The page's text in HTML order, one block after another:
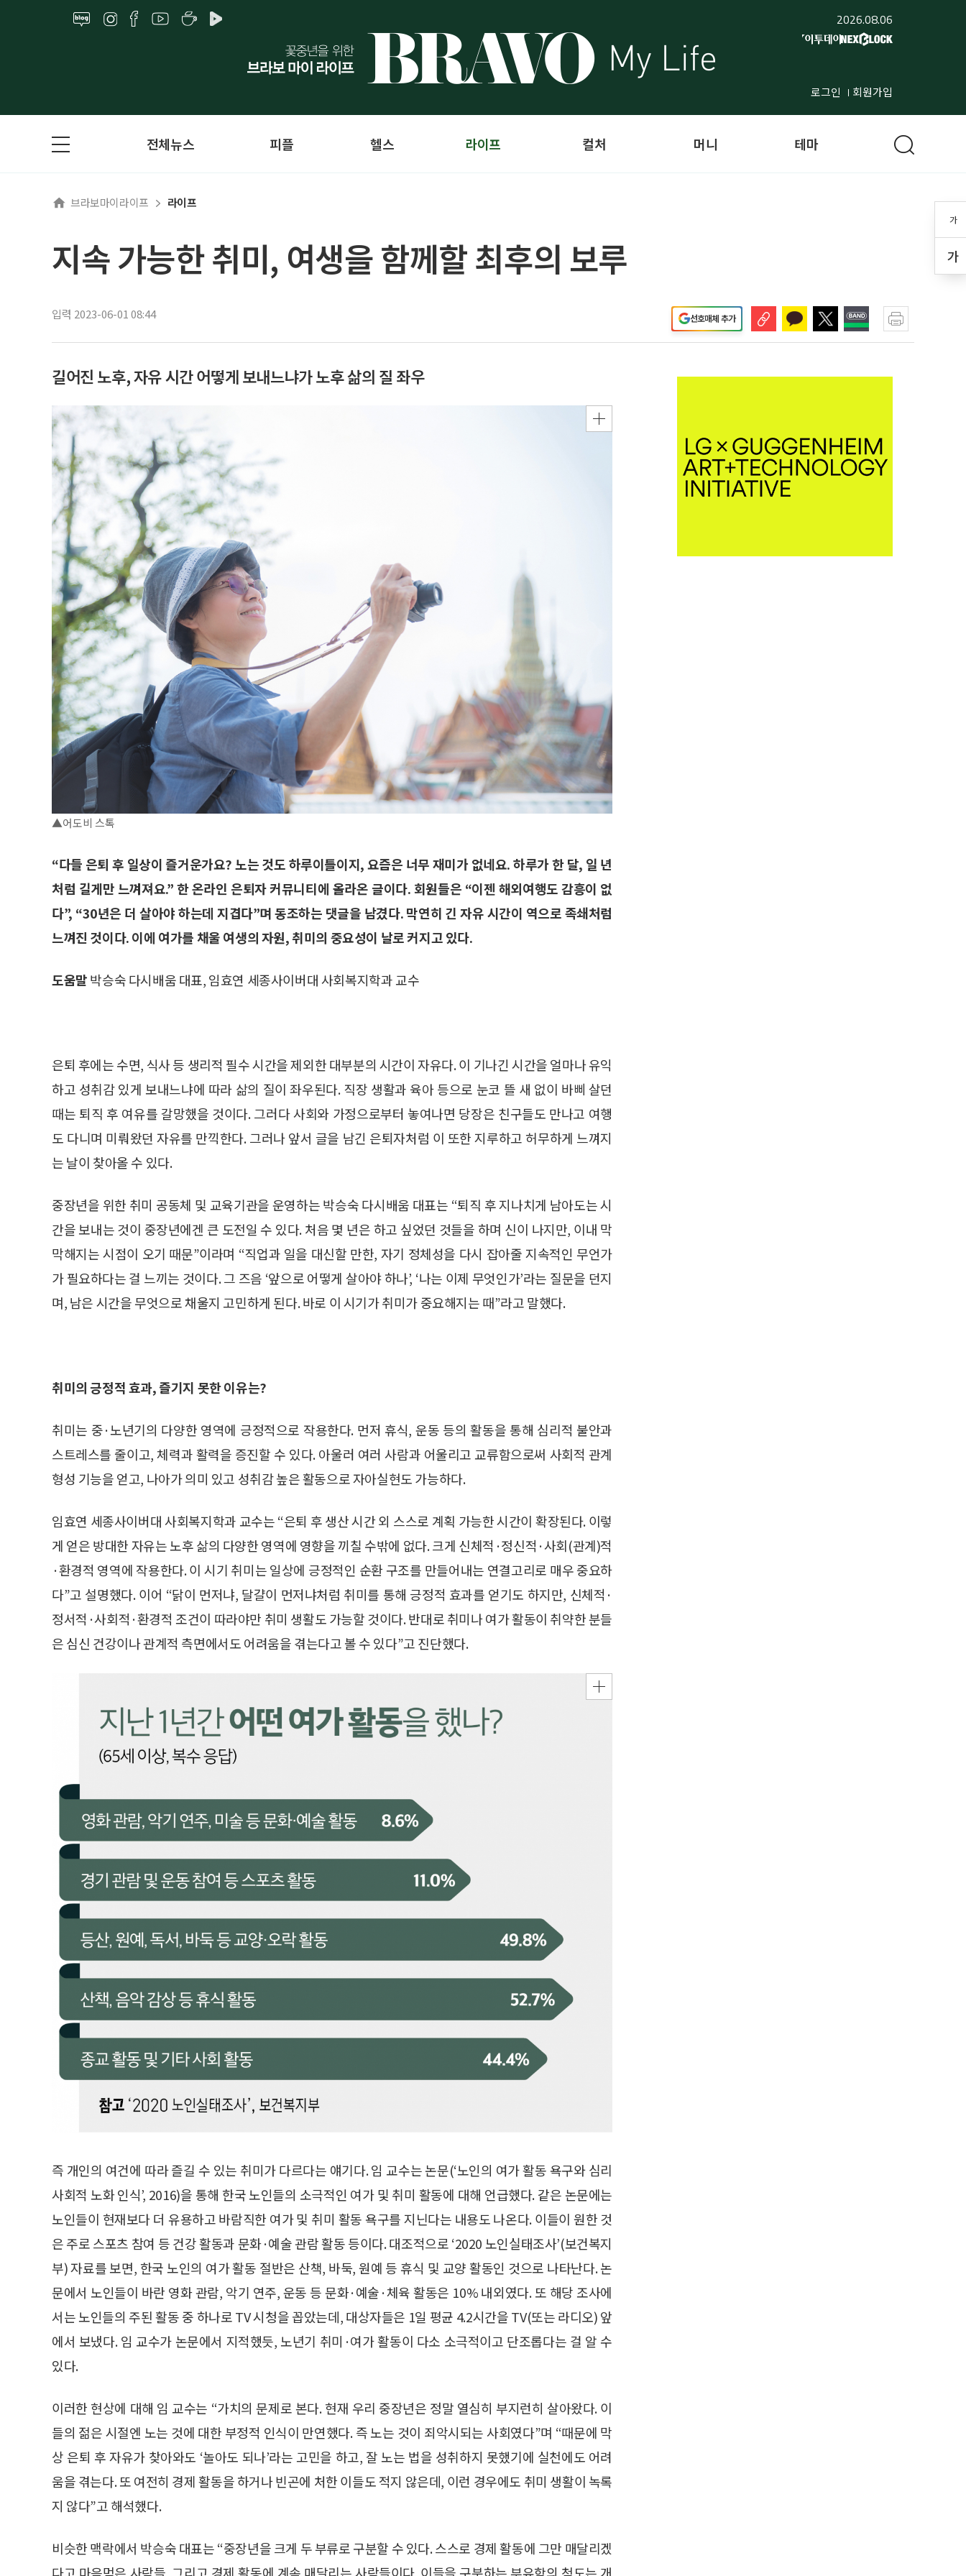
2026.08.06
로그인 회원가입
가
가
전체뉴스 피플 헬스 라이프 컬처 머니 테마
브라보마이라이프 라이프
지속 가능한 취미, 여생을 함께할 최후의 보루
입력 2023-06-01 08:44 선호매체 추가
길어진 노후, 자유 시간 어떻게 보내느냐가 노후 삶의 질 좌우
▲어도비 스톡
“다들 은퇴 후 일상이 즐거운가요? 노는 것도 하루이틀이지, 요즘은 너무 재미가 없네요. 하루가 한 달, 일 년
처럼 길게만 느껴져요.” 한 온라인 은퇴자 커뮤니티에 올라온 글이다. 회원들은 “이젠 해외여행도 감흥이 없
다”, “30년은 더 살아야 하는데 지겹다”며 동조하는 댓글을 남겼다. 막연히 긴 자유 시간이 역으로 족쇄처럼
느껴진 것이다. 이에 여가를 채울 여생의 자원, 취미의 중요성이 날로 커지고 있다.
도움말박승숙 다시배움 대표, 임효연 세종사이버대 사회복지학과 교수
은퇴 후에는 수면, 식사 등 생리적 필수 시간을 제외한 대부분의 시간이 자유다. 이 기나긴 시간을 얼마나 유익
하고 성취감 있게 보내느냐에 따라 삶의 질이 좌우된다. 직장 생활과 육아 등으로 눈코 뜰 새 없이 바삐 살던
때는 퇴직 후 여유를 갈망했을 것이다. 그러다 사회와 가정으로부터 놓여나면 당장은 친구들도 만나고 여행
도 다니며 미뤄왔던 자유를 만끽한다. 그러나 앞서 글을 남긴 은퇴자처럼 이 또한 지루하고 허무하게 느껴지
는 날이 찾아올 수 있다.
중장년을 위한 취미 공동체 및 교육기관을 운영하는 박승숙 다시배움 대표는 “퇴직 후 지나치게 남아도는 시
간을 보내는 것이 중장년에겐 큰 도전일 수 있다. 처음 몇 년은 하고 싶었던 것들을 하며 신이 나지만, 이내 막
막해지는 시점이 오기 때문”이라며 “직업과 일을 대신할 만한, 자기 정체성을 다시 잡아줄 지속적인 무언가
가 필요하다는 걸 느끼는 것이다. 그 즈음 ‘앞으로 어떻게 살아야 하나’, ‘나는 이제 무엇인가’라는 질문을 던지
며, 남은 시간을 무엇으로 채울지 고민하게 된다. 바로 이 시기가 취미가 중요해지는 때”라고 말했다.
취미의 긍정적 효과, 즐기지 못한 이유는?
취미는 중·노년기의 다양한 영역에 긍정적으로 작용한다. 먼저 휴식, 운동 등의 활동을 통해 심리적 불안과
스트레스를 줄이고, 체력과 활력을 증진할 수 있다. 아울러 여러 사람과 어울리고 교류함으로써 사회적 관계
형성 기능을 얻고, 나아가 의미 있고 성취감 높은 활동으로 자아실현도 가능하다.
임효연 세종사이버대 사회복지학과 교수는 “은퇴 후 생산 시간 외 스스로 계획 가능한 시간이 확장된다. 이렇
게 얻은 방대한 자유는 노후 삶의 다양한 영역에 영향을 끼칠 수밖에 없다. 크게 신체적·정신적·사회(관계)적
·환경적 영역에 작용한다. 이 시기 취미는 일상에 긍정적인 순환 구조를 만들어내는 연결고리로 매우 중요하
다”고 설명했다. 이어 “닭이 먼저냐, 달걀이 먼저냐처럼 취미를 통해 긍정적 효과를 얻기도 하지만, 신체적·
정서적·사회적·환경적 조건이 따라야만 취미 생활도 가능할 것이다. 반대로 취미나 여가 활동이 취약한 분들
은 심신 건강이나 관계적 측면에서도 어려움을 겪는다고 볼 수 있다”고 진단했다.
즉 개인의 여건에 따라 즐길 수 있는 취미가 다르다는 얘기다. 임 교수는 논문(‘노인의 여가 활동 욕구와 심리
사회적 노화 인식’, 2016)을 통해 한국 노인들의 소극적인 여가 및 취미 활동에 대해 언급했다. 같은 논문에는
노인들이 현재보다 더 유용하고 바람직한 여가 및 취미 활동 욕구를 지닌다는 내용도 나온다. 이들이 원한 것
은 주로 스포츠 참여 등 건강 활동과 문화·예술 관람 활동 등이다. 대조적으로 ‘2020 노인실태조사’(보건복지
부) 자료를 보면, 한국 노인의 여가 활동 절반은 산책, 바둑, 원예 등 휴식 및 교양 활동인 것으로 나타난다. 논
문에서 노인들이 바란 영화 관람, 악기 연주, 운동 등 문화·예술·체육 활동은 10% 내외였다. 또 해당 조사에
서는 노인들의 주된 활동 중 하나로 TV 시청을 꼽았는데, 대상자들은 1일 평균 4.2시간을 TV(또는 라디오) 앞
에서 보냈다. 임 교수가 논문에서 지적했듯, 노년기 취미·여가 활동이 다소 소극적이고 단조롭다는 걸 알 수
있다.
이러한 현상에 대해 임 교수는 “가치의 문제로 본다. 현재 우리 중장년은 정말 열심히 부지런히 살아왔다. 이
들의 젊은 시절엔 노는 것에 대한 부정적 인식이 만연했다. 즉 노는 것이 죄악시되는 사회였다”며 “때문에 막
상 은퇴 후 자유가 찾아와도 ‘놀아도 되나’라는 고민을 하고, 잘 노는 법을 성취하지 못했기에 실천에도 어려
움을 겪는다. 또 여전히 경제 활동을 하거나 빈곤에 처한 이들도 적지 않은데, 이런 경우에도 취미 생활이 녹록
지 않다”고 해석했다.
비슷한 맥락에서 박승숙 대표는 “중장년을 크게 두 부류로 구분할 수 있다. 스스로 경제 활동에 그만 매달리겠